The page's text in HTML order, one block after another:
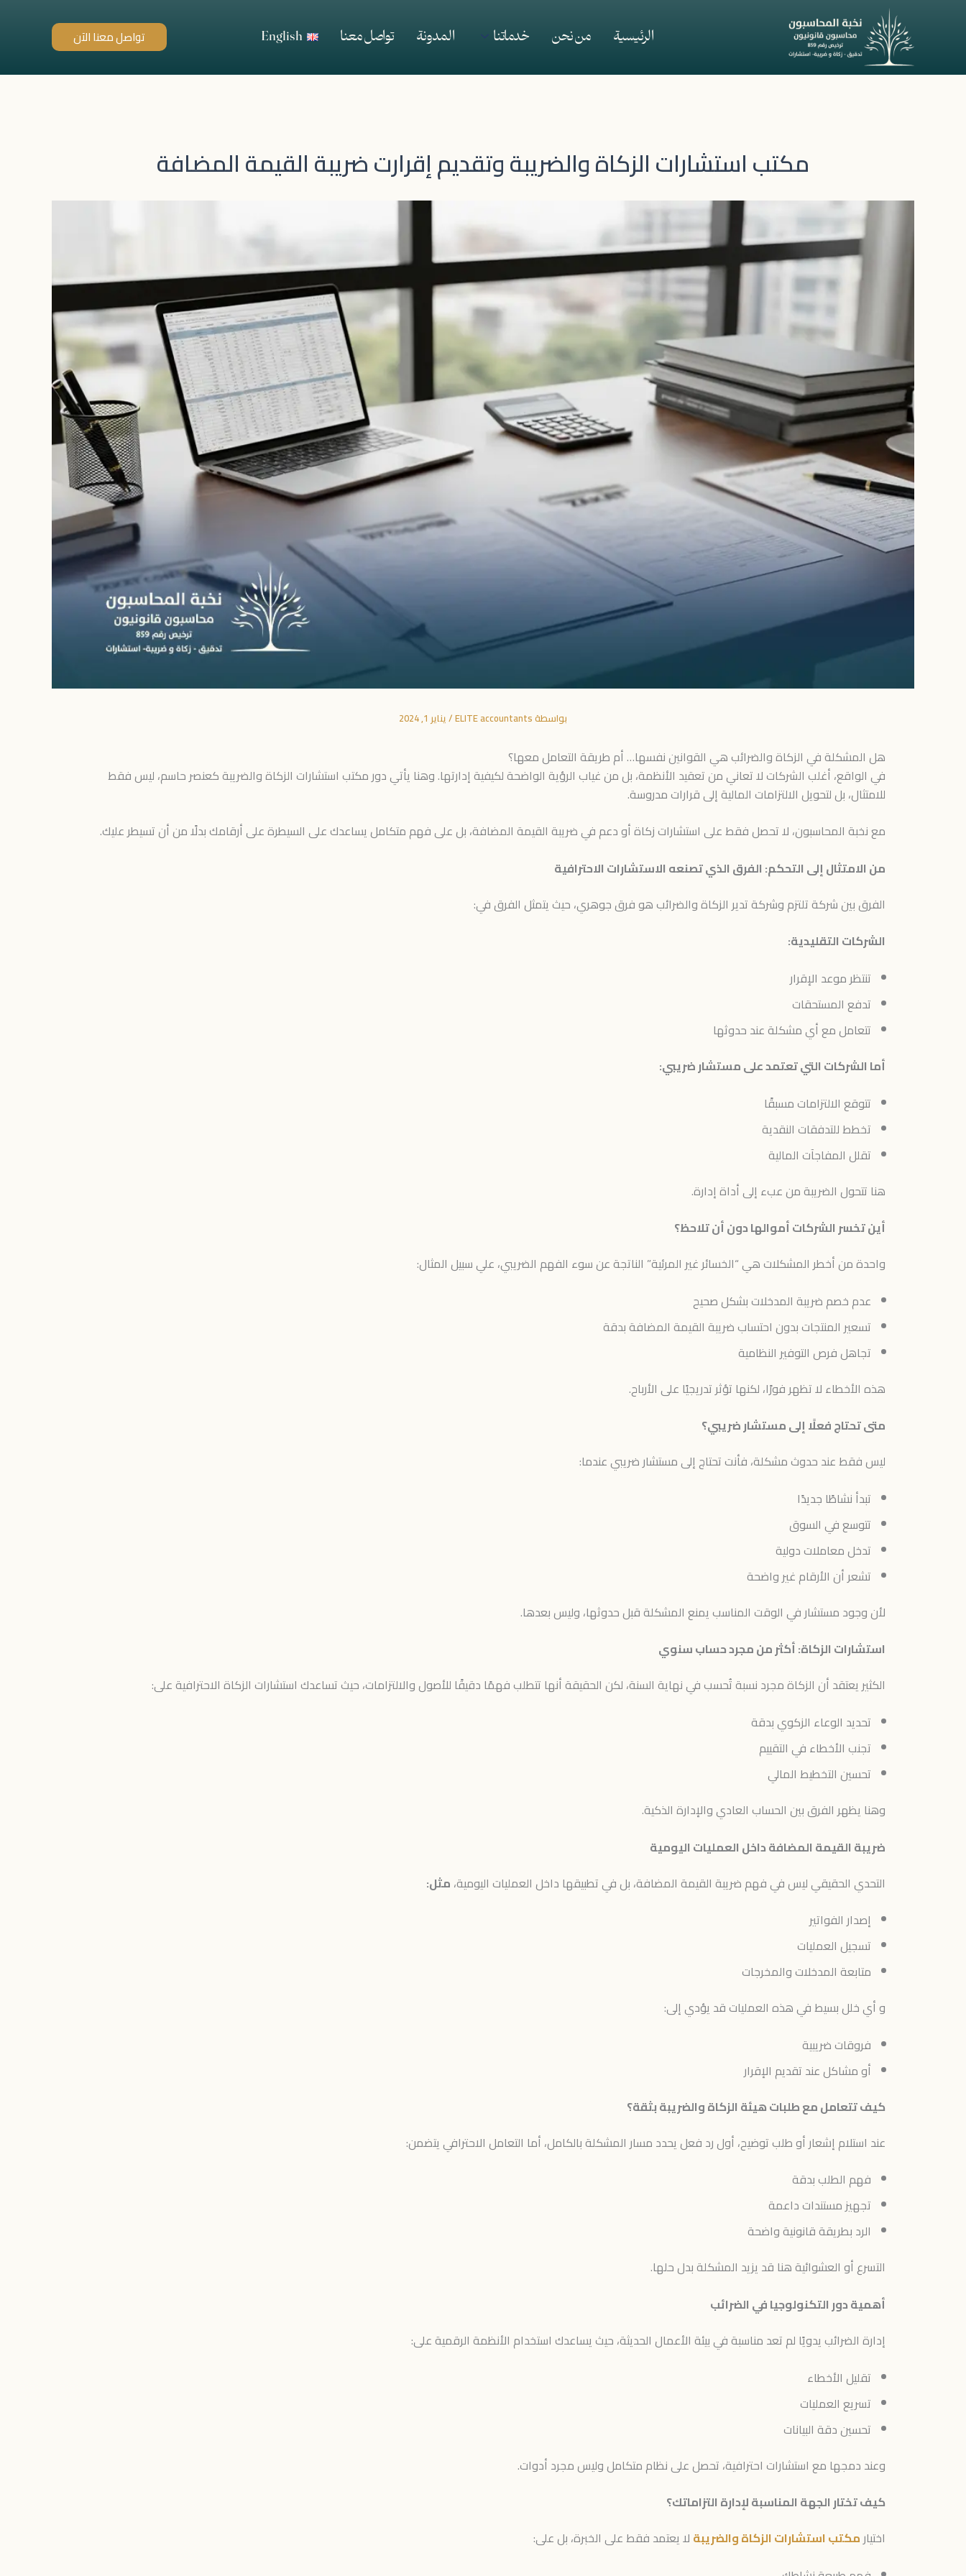
الرئيسية من نحن خدماتنا المدونة تواصل معنا English تواصل معنا الآن
مكتب استشارات الزكاة والضريبة وتقديم إقرارت ضريبة القيمة المضافة
بواسطةELITE accountants
/يناير 1, 2024
هل المشكلة في الزكاة والضرائب هي القوانين نفسها… أم طريقة التعامل معها؟
في الواقع، أغلب الشركات لا تعاني من تعقيد الأنظمة، بل من غياب الرؤية الواضحة لكيفية إدارتها. وهنا يأتي دور مكتب استشارات الزكاة والضريبة كعنصر حاسم، ليس فقط
للامتثال، بل لتحويل الالتزامات المالية إلى قرارات مدروسة.
مع نخبة المحاسبون، لا تحصل فقط على استشارات زكاة أو دعم في ضريبة القيمة المضافة، بل على فهم متكامل يساعدك على السيطرة على أرقامك بدلًا من أن تسيطر عليك.
من الامتثال إلى التحكم: الفرق الذي تصنعه الاستشارات الاحترافية
الفرق بين شركة تلتزم وشركة تدير الزكاة والضرائب هو فرق جوهري، حيث يتمثل الفرق في:
الشركات التقليدية:
تنتظر موعد الإقرار
تدفع المستحقات
تتعامل مع أي مشكلة عند حدوثها
أما الشركات التي تعتمد على مستشار ضريبي:
تتوقع الالتزامات مسبقًا
تخطط للتدفقات النقدية
تقلل المفاجآت المالية
هنا تتحول الضريبة من عبء إلى أداة إدارة.
أين تخسر الشركات أموالها دون أن تلاحظ؟
واحدة من أخطر المشكلات هي “الخسائر غير المرئية” الناتجة عن سوء الفهم الضريبي، علي سبيل المثال:
عدم خصم ضريبة المدخلات بشكل صحيح
تسعير المنتجات بدون احتساب ضريبة القيمة المضافة بدقة
تجاهل فرص التوفير النظامية
هذه الأخطاء لا تظهر فورًا، لكنها تؤثر تدريجيًا على الأرباح.
متى تحتاج فعلًا إلى مستشار ضريبي؟
ليس فقط عند حدوث مشكلة، فأنت تحتاج إلى مستشار ضريبي عندما:
تبدأ نشاطًا جديدًا
تتوسع في السوق
تدخل معاملات دولية
تشعر أن الأرقام غير واضحة
لأن وجود مستشار في الوقت المناسب يمنع المشكلة قبل حدوثها، وليس بعدها.
استشارات الزكاة: أكثر من مجرد حساب سنوي
الكثير يعتقد أن الزكاة مجرد نسبة تُحسب في نهاية السنة، لكن الحقيقة أنها تتطلب فهمًا دقيقًا للأصول والالتزامات، حيث تساعدك استشارات الزكاة الاحترافية على:
تحديد الوعاء الزكوي بدقة
تجنب الأخطاء في التقييم
تحسين التخطيط المالي
وهنا يظهر الفرق بين الحساب العادي والإدارة الذكية.
ضريبة القيمة المضافة داخل العمليات اليومية
التحدي الحقيقي ليس في فهم ضريبة القيمة المضافة، بل في تطبيقها داخل العمليات اليومية، مثل:
إصدار الفواتير
تسجيل العمليات
متابعة المدخلات والمخرجات
و أي خلل بسيط في هذه العمليات قد يؤدي إلى:
فروقات ضريبية
أو مشاكل عند تقديم الإقرار
كيف تتعامل مع طلبات هيئة الزكاة والضريبة بثقة؟
عند استلام إشعار أو طلب توضيح، أول رد فعل يحدد مسار المشكلة بالكامل، أما التعامل الاحترافي يتضمن:
فهم الطلب بدقة
تجهيز مستندات داعمة
الرد بطريقة قانونية واضحة
التسرع أو العشوائية هنا قد يزيد المشكلة بدل حلها.
أهمية دور التكنولوجيا في الضرائب
إدارة الضرائب يدويًا لم تعد مناسبة في بيئة الأعمال الحديثة، حيث يساعدك استخدام الأنظمة الرقمية على:
تقليل الأخطاء
تسريع العمليات
تحسين دقة البيانات
وعند دمجها مع استشارات احترافية، تحصل على نظام متكامل وليس مجرد أدوات.
كيف تختار الجهة المناسبة لإدارة التزاماتك؟
اختيارمكتب استشارات الزكاة والضريبة لا يعتمد فقط على الخبرة، بل على: